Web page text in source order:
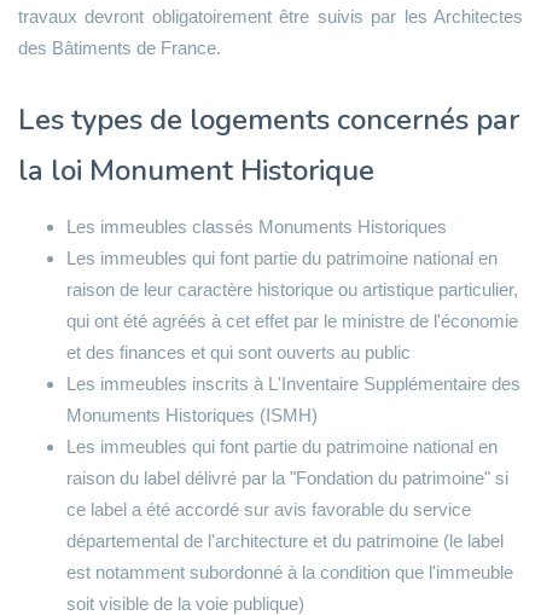
travaux devront obligatoirement être suivis par les Architectes
des Bâtiments de France.
Les types de logements concernés par
la loi Monument Historique
Les immeubles classés Monuments Historiques
Les immeubles qui font partie du patrimoine national en
raison de leur caractère historique ou artistique particulier,
qui ont été agréés à cet effet par le ministre de l'économie
et des finances et qui sont ouverts au public
Les immeubles inscrits à L'Inventaire Supplémentaire des
Monuments Historiques (ISMH)
Les immeubles qui font partie du patrimoine national en
raison du label délivré par la "Fondation du patrimoine" si
ce label a été accordé sur avis favorable du service
départemental de l'architecture et du patrimoine (le label
est notamment subordonné à la condition que l'immeuble
soit visible de la voie publique)